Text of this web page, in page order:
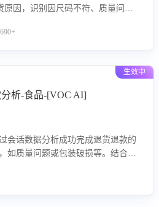
因，识别因尺码不符、质量问题
销售额的显著提升。
生效中
析-食品-[VOC AI]
会话数据分析成功完成退货退款的
如质量问题或包装破损等。结合AI